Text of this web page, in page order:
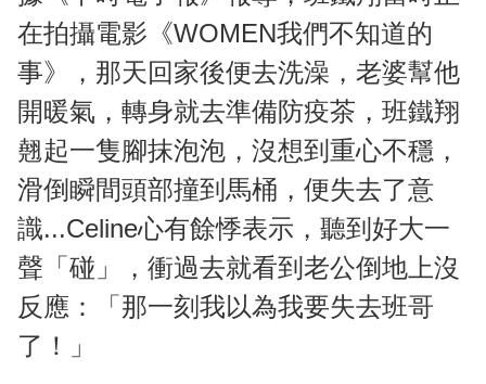
在拍攝電影《WOMEN我們不知道的
事》，那天回家後便去洗澡，老婆幫他
開暖氣，轉身就去準備防疫茶，班鐵翔
翹起一隻腳抹泡泡，沒想到重心不穩，
滑倒瞬間頭部撞到馬桶，便失去了意
識...Celine心有餘悸表示，聽到好大一
聲「碰」，衝過去就看到老公倒地上沒
反應：「那一刻我以為我要失去班哥
了！」